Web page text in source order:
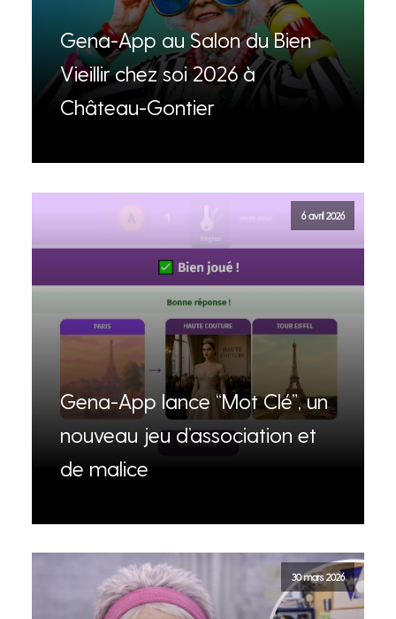
Gena-App au Salon du Bien
Vieillir chez soi 2026 à
Château-Gontier
6 avril 2026
Gena-App lance “Mot Clé”, un
nouveau jeu d’association et
de malice
30 mars 2026